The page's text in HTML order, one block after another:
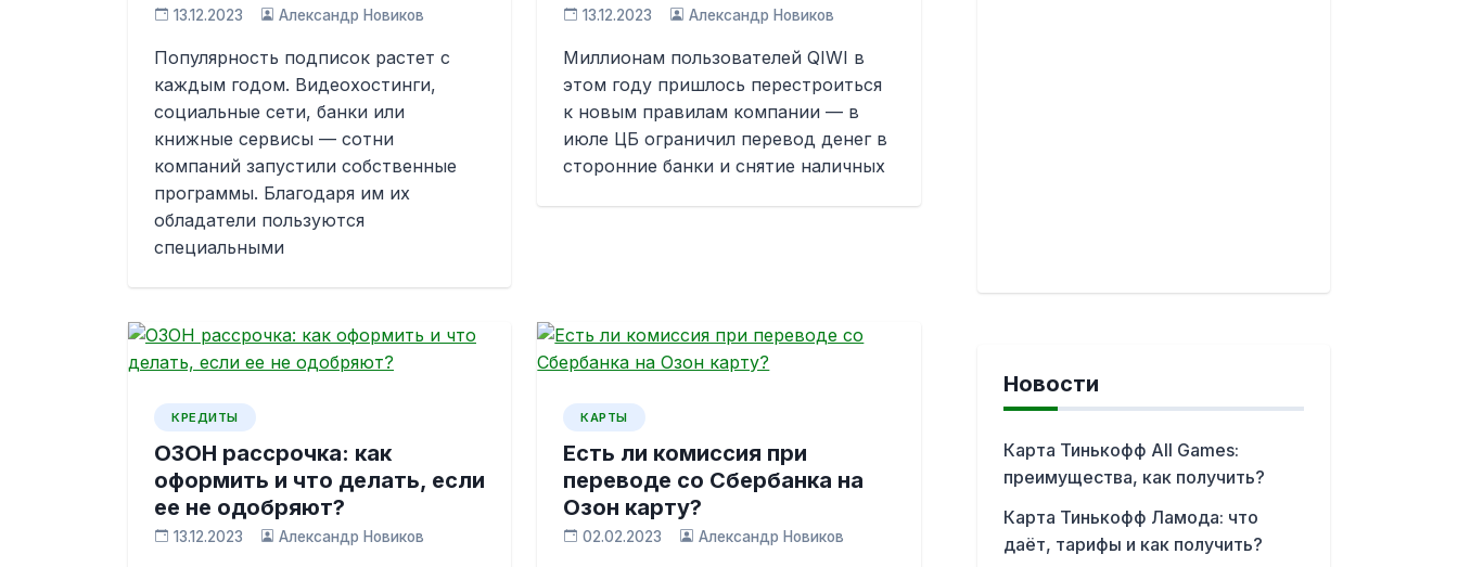
13.12.2023 Александр Новиков
Популярность подписок растет с
каждым годом. Видеохостинги,
социальные сети, банки или
книжные сервисы — сотни
компаний запустили собственные
программы. Благодаря им их
обладатели пользуются
специальными
13.12.2023 Александр Новиков
Миллионам пользователей QIWI в
этом году пришлось перестроиться
к новым правилам компании — в
июле ЦБ ограничил перевод денег в
сторонние банки и снятие наличных
КРЕДИТЫ
ОЗОН рассрочка: как
оформить и что делать, если
ее не одобряют?
13.12.2023 Александр Новиков
КАРТЫ
Есть ли комиссия при
переводе со Сбербанка на
Озон карту?
02.02.2023 Александр Новиков
Новости
Карта Тинькофф All Games:
преимущества, как получить?
Карта Тинькофф Ламода: что
даёт, тарифы и как получить?